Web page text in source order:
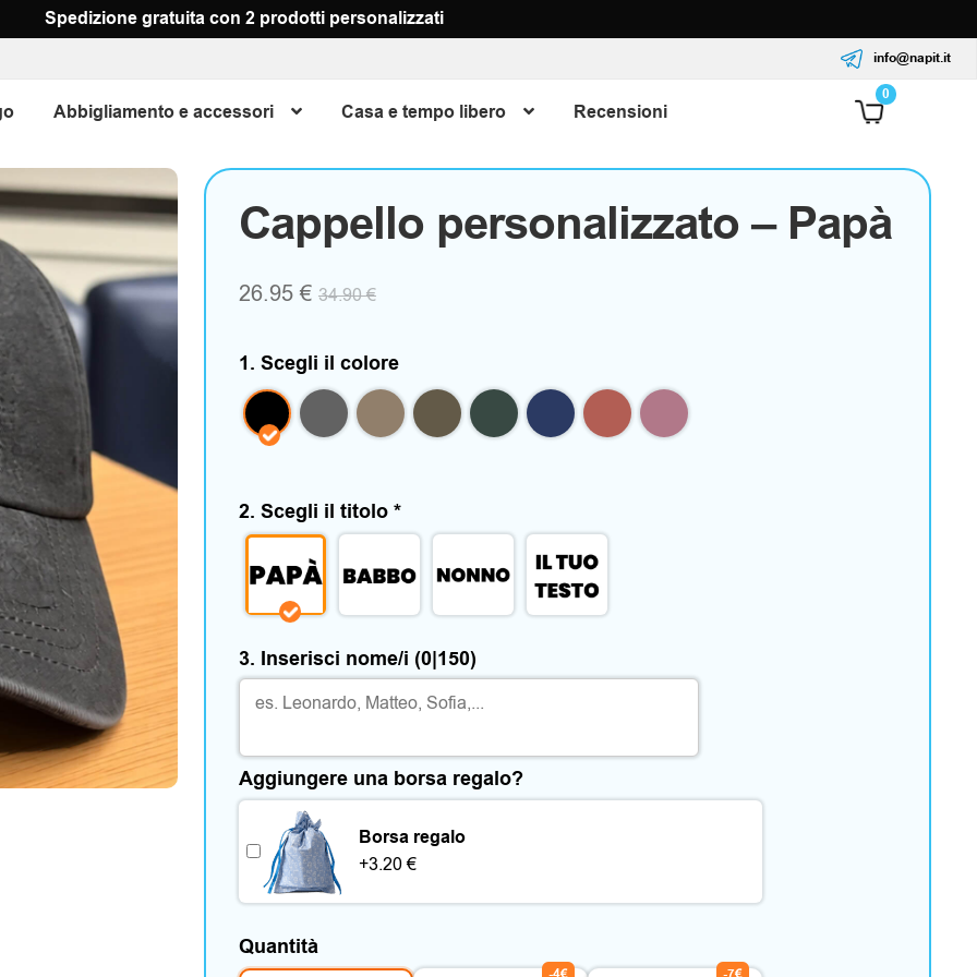
Spedizione gratuita con 2 prodotti personalizzati
info@napit.it
Abbigliamento e accessori Casa e tempo libero Recensioni
0
Cappello personalizzato – Papà
26.95 € 34.90€
1. Scegli il colore
2. Scegli il titolo *
3. Inserisci nome/i (0|150)
Aggiungere una borsa regalo?
Borsa regalo
+3.20€
Quantità